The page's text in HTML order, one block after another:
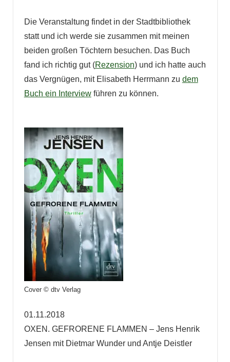
Die Veranstaltung findet in der Stadtbibliothek
statt und ich werde sie zusammen mit meinen
beiden großen Töchtern besuchen. Das Buch
fand ich richtig gut (Rezension) und ich hatte auch
das Vergnügen, mit Elisabeth Herrmann zu dem
Buch ein Interviewführen zu können.
Cover © dtv Verlag
01.11.2018
OXEN. GEFRORENE FLAMMEN – Jens Henrik
Jensen mit Dietmar Wunder und Antje Deistler